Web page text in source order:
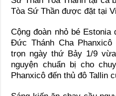
Tòa Sứ Thần được đặt tại
Cộng đoàn nhỏ bé
Đức Thánh Cha
trọn ngày thứ Bảy 1/9
nguyện chuẩn bị cho
Phanxicô đến thủ đô Tallin